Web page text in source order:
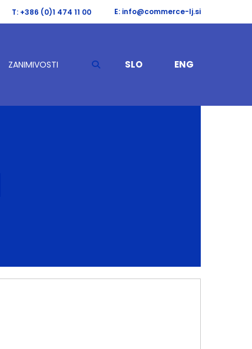
T: +386 (0)1 474 11 00 E: info@commerce-lj.si
ZANIMIVOSTI SLO ENG